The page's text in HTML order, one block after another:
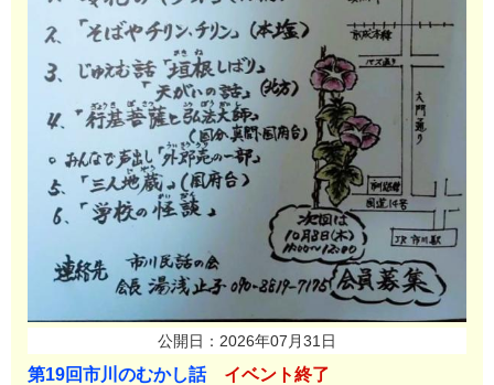
公開日：2026年07月31日
第19回市川のむかし話 イベント終了